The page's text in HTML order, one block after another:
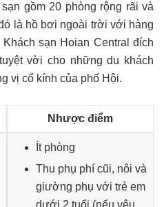
gồm 20 phòng rộng rãi và
là hồ bơi ngoài trời với hàng
sạn Hoian Central đích
vời cho những du khách
vị cổ kính của phố Hội.
Nhược điểm
Ít phòng
Thu phụ phí cũi, nôi và
giường phụ với trẻ em